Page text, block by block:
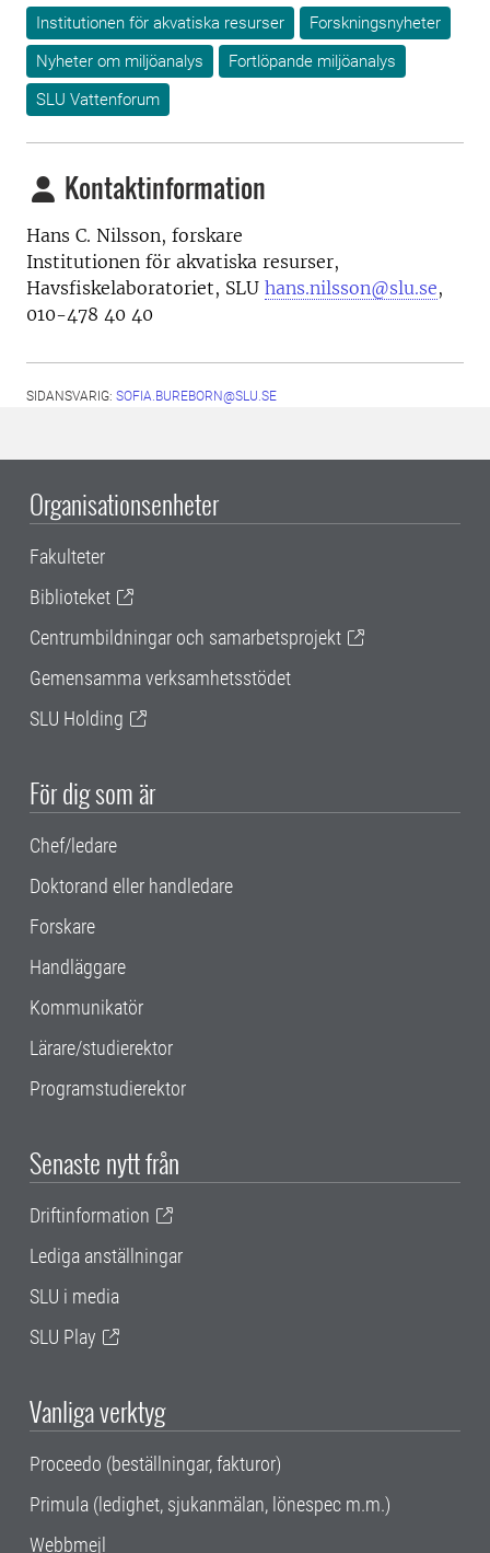
Institutionen för akvatiska resurser
Forskningsnyheter
Nyheter om miljöanalys
Fortlöpande miljöanalys
SLU Vattenforum
Kontaktinformation
Hans C. Nilsson, forskare
Institutionen för akvatiska resurser,
Havsfiskelaboratoriet, SLU hans.nilsson@slu.se,
010-478 40 40
SIDANSVARIG: SOFIA.BUREBORN@SLU.SE
Organisationsenheter
Fakulteter
Biblioteket
Centrumbildningar och samarbetsprojekt
Gemensamma verksamhetsstödet
SLU Holding
För dig som är
Chef/ledare
Doktorand eller handledare
Forskare
Handläggare
Kommunikatör
Lärare/studierektor
Programstudierektor
Senaste nytt från
Driftinformation
Lediga anställningar
SLU i media
SLU Play
Vanliga verktyg
Proceedo (beställningar, fakturor)
Primula (ledighet, sjukanmälan, lönespec m.m.)
Webbmejl